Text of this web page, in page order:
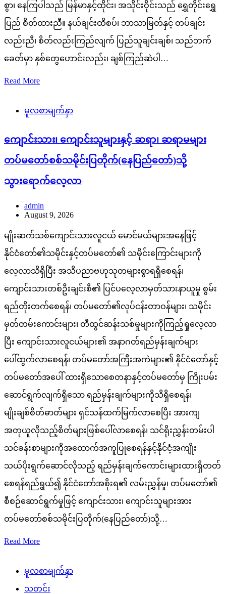
စွာ၊ နေကြပါသည် မြန်မာနှင့်ထိုင်း၊ အသိုင်းဝိုင်းသည် ရွှေတိုင်းရွှေ
ပြည် စိတ်ထားညီ။ နယ်ချင်းထိစပ်၊ ဘာသာမြတ်နှင့် တပ်ချင်း
လည်းညီ၊ စိတ်လည်းကြည်လျက် ပြည်သူချင်းချစ်၊ သည်ဘက်
ခေတ်မှာ နှစ်တွေဟောင်းလည်း၊ ချစ်ကြည်ဆဲပါ…
Read More
မူလစာမျက်နှာ
ကျောင်းသား၊ ကျောင်းသူများနှင့် ဆရာ၊ ဆရာမများ
တပ်မတော်စစ်သမိုင်းပြတိုက်(နေပြည်တော်)သို့
သွားရောက်လေ့လာ
admin
August 9, 2026
မျိုးဆက်သစ်ကျောင်းသားလူငယ် မောင်မယ်များအနေဖြင့်
နိုင်ငံတော်၏သမိုင်းနှင့်တပ်မတော်၏ သမိုင်းကြောင်းများကို
လေ့လာသိရှိပြီး အသိပညာဗဟုသုတများစွာရရှိစေရန်၊
ကျောင်းသားတစ်ဦးချင်းစီ၏ ပြင်ပလေ့လာမှတ်သားနာယူမှု စွမ်း
ရည်တိုးတက်စေရန်၊ တပ်မတော်၏လုပ်ငန်းတာဝန်များ၊ သမိုင်း
မှတ်တမ်းကောင်းများ၊ တီထွင်ဆန်းသစ်မှုများကိုကြည့်ရှုလေ့လာ
ပြီး ကျောင်းသားလူငယ်များ၏ အနာဂတ်ရည်မှန်းချက်များ
ပေါ်ထွက်လာစေရန်၊ တပ်မတော်အကြီးအကဲများ၏ နိုင်ငံတော်နှင့်
တပ်မတော်အပေါ် ထားရှိသောစေတနာနှင့်တပ်မတော်မှ ကြိုးပမ်း
ဆောင်ရွက်လျက်ရှိသော ရည်မှန်းချက်များကိုသိရှိစေရန်၊
မျိုးချစ်စိတ်ဓာတ်များ ရှင်သန်ထက်မြက်လာစေပြီး အားကျ
အတုယူလိုသည့်စိတ်များဖြစ်ပေါ်လာစေရန်၊ သင်ရိုးညွှန်းတမ်းပါ
သင်ခန်းစာများကိုအထောက်အကူပြုစေရန်နှင့်နိုင်ငံ့အကျိုး
သယ်ပိုးရွက်ဆောင်လိုသည့် ရည်မှန်းချက်ကောင်းများထားရှိတတ်
စေရန်ရည်ရွယ်၍ နိုင်ငံတော်အစိုးရ၏ လမ်းညွှန်မှု၊ တပ်မတော်၏
စီစဉ်ဆောင်ရွက်မှုဖြင့် ကျောင်းသား၊ ကျောင်းသူများအား
တပ်မတော်စစ်သမိုင်းပြတိုက်(နေပြည်တော်)သို့…
Read More
မူလစာမျက်နှာ
သတင်း